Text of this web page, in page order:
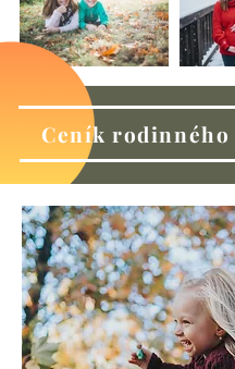
Ceník rodinného